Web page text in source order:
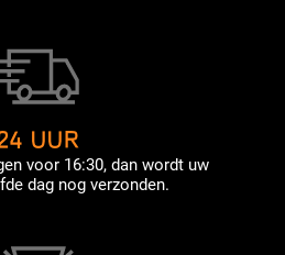
UUR
voor 16:30, dan wordt uw
dag nog verzonden.